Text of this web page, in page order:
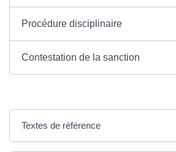
Procédure disciplinaire
Contestation de la sanction
Textes de référence